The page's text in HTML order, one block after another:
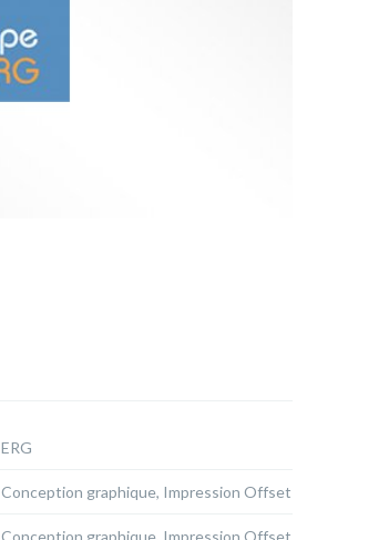
ERG
Conception graphique, Impression Offset